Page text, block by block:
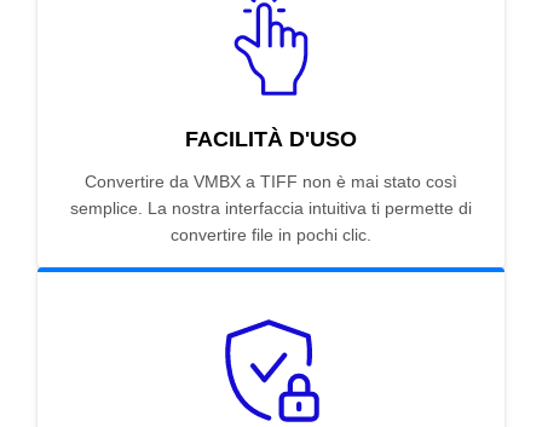
FACILITÀ D'USO
Convertire da VMBX a TIFF non è mai stato così
semplice. La nostra interfaccia intuitiva ti permette di
convertire file in pochi clic.